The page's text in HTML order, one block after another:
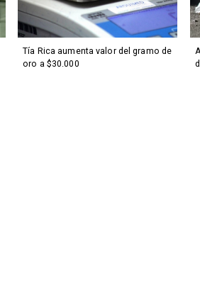
Tía Rica aumenta valor del gramo de
oro a $30.000